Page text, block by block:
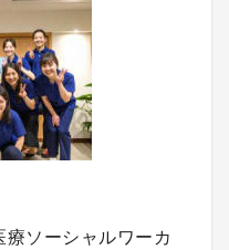
療ソーシャルワーカ